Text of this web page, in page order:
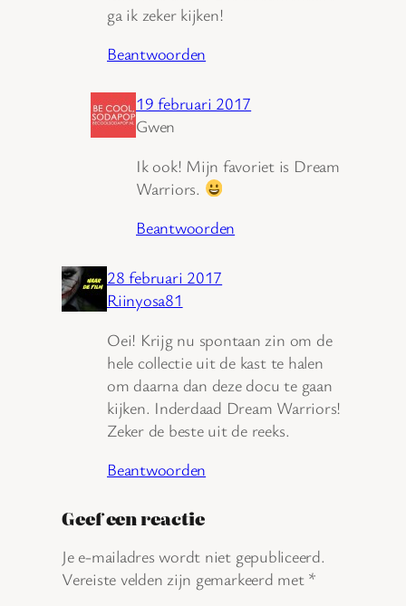
ga ik zeker kijken!
Beantwoorden
19 februari 2017
Gwen
Ik ook! Mijn favoriet is Dream
Warriors.
Beantwoorden
28 februari 2017
Riinyosa81
Oei! Krijg nu spontaan zin om de
hele collectie uit de kast te halen
om daarna dan deze docu te gaan
kijken. Inderdaad Dream Warriors!
Zeker de beste uit de reeks.
Beantwoorden
Geef een reactie
Je e-mailadres wordt niet gepubliceerd.
Vereiste velden zijn gemarkeerd met *